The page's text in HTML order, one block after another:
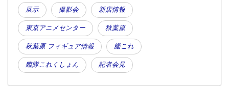
展示 撮影会 新店情報
東京アニメセンター 秋葉原
秋葉原 フィギュア情報 艦これ
艦隊これくしょん 記者会見